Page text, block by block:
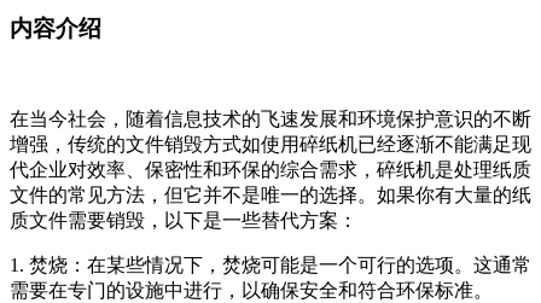
内容介绍
在当今社会，随着信息技术的飞速发展和环境保护意识的不断
增强，传统的文件销毁方式如使用碎纸机已经逐渐不能满足现
代企业对效率、保密性和环保的综合需求，碎纸机是处理纸质
文件的常见方法，但它并不是唯一的选择。如果你有大量的纸
质文件需要销毁，以下是一些替代方案：
1. 焚烧：在某些情况下，焚烧可能是一个可行的选项。这通常
需要在专门的设施中进行，以确保安全和符合环保标准。